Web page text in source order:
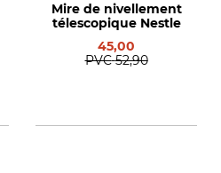
Mire de nivellement
télescopique Nestle
45,00
PVC 52,90